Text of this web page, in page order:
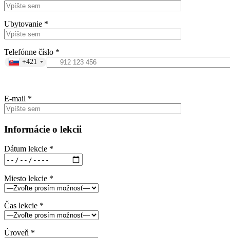
Ubytovanie *
Telefónne číslo *
+421
E-mail *
Informácie o lekcii
Dátum lekcie *
Miesto lekcie *
Čas lekcie *
Úroveň *